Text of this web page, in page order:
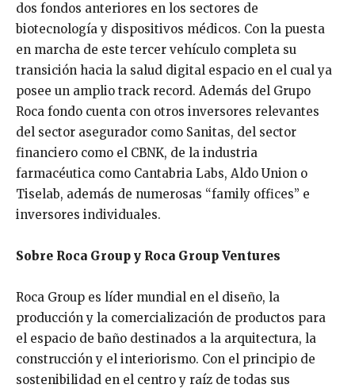
dos fondos anteriores en los sectores de
biotecnología y dispositivos médicos. Con la puesta
en marcha de este tercer vehículo completa su
transición hacia la salud digital espacio en el cual ya
posee un amplio track record. Además del Grupo
Roca fondo cuenta con otros inversores relevantes
del sector asegurador como Sanitas, del sector
financiero como el CBNK, de la industria
farmacéutica como Cantabria Labs, Aldo Union o
Tiselab, además de numerosas “family offices” e
inversores individuales.
Sobre Roca Group y Roca Group Ventures
Roca Group es líder mundial en el diseño, la
producción y la comercialización de productos para
el espacio de baño destinados a la arquitectura, la
construcción y el interiorismo. Con el principio de
sostenibilidad en el centro y raíz de todas sus